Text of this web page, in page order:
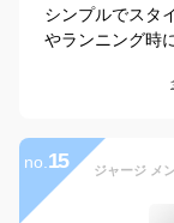
シンプルでスタ
やランニング時
no. 15